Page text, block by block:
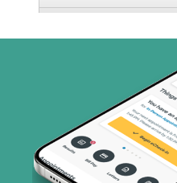
Prism Electric (1
Plan de Salud
Tricare (3 planes)